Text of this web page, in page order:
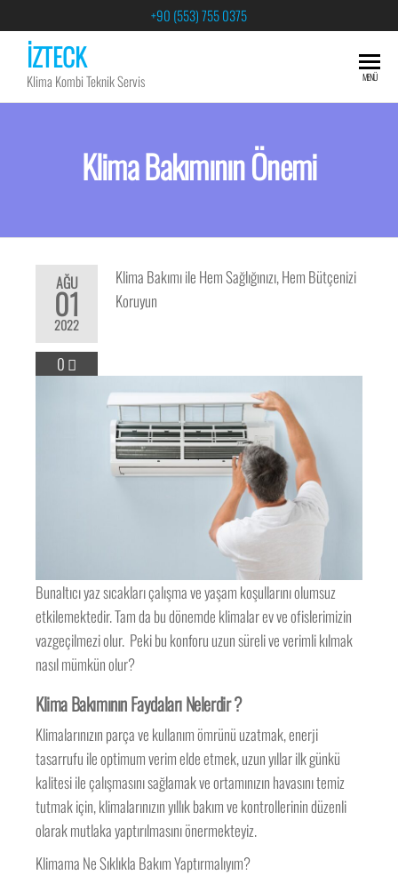
+90 (553) 755 0375
İZTECK
Klima Kombi Teknik Servis MENÜ
Klima Bakımının Önemi
AĞU
01
2022
0
Klima Bakımı ile Hem Sağlığınızı, Hem Bütçenizi
Koruyun
Bunaltıcı yaz sıcakları çalışma ve yaşam koşullarını olumsuz
etkilemektedir. Tam da bu dönemde klimalar ev ve ofislerimizin
vazgeçilmezi olur. Peki bu konforu uzun süreli ve verimli kılmak
nasıl mümkün olur?
Klima Bakımının Faydaları Nelerdir ?
Klimalarınızın parça ve kullanım ömrünü uzatmak, enerji
tasarrufu ile optimum verim elde etmek, uzun yıllar ilk günkü
kalitesi ile çalışmasını sağlamak ve ortamınızın havasını temiz
tutmak için, klimalarınızın yıllık bakım ve kontrollerinin düzenli
olarak mutlaka yaptırılmasını önermekteyiz.
Klimama Ne Sıklıkla Bakım Yaptırmalıyım?